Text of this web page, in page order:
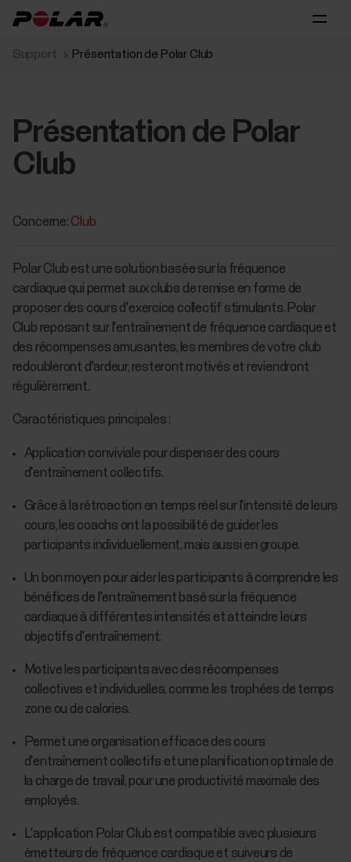
Support Présentation de Polar Club
Présentation de Polar
Club
Concerne: Club
Polar Club est une solution basée sur la fréquence
cardiaque qui permet aux clubs de remise en forme de
proposer des cours d'exercice collectif stimulants. Polar
Club reposant sur l'entraînement de fréquence cardiaque et
des récompenses amusantes, les membres de votre club
redoubleront d'ardeur, resteront motivés et reviendront
régulièrement.
Caractéristiques principales :
Application conviviale pour dispenser des cours
d'entraînement collectifs.
Grâce à la rétroaction en temps réel sur l'intensité de leurs
cours, les coachs ont la possibilité de guider les
participants individuellement, mais aussi en groupe.
Un bon moyen pour aider les participants à comprendre les
bénéfices de l'entraînement basé sur la fréquence
cardiaque à différentes intensités et atteindre leurs
objectifs d'entraînement.
Motive les participants avec des récompenses
collectives et individuelles, comme les trophées de temps
zone ou de calories.
Permet une organisation efficace des cours
d'entraînement collectifs et une planification optimale de
la charge de travail, pour une productivité maximale des
employés.
L'application Polar Club est compatible avec plusieurs
émetteurs de fréquence cardiaque et suiveurs de